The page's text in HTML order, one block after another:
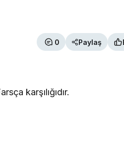
0 Paylaş
karşılığıdır.